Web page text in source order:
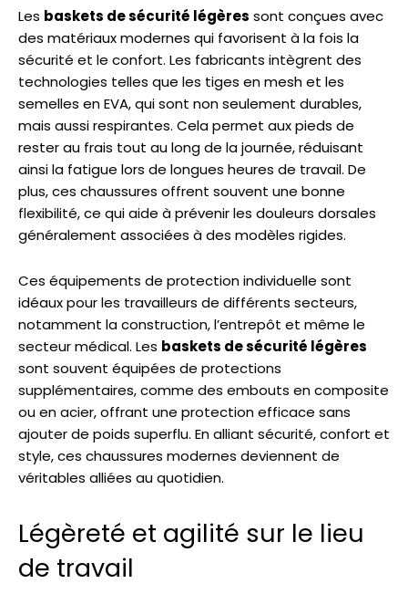
Les baskets de sécurité légères sont conçues avec
des matériaux modernes qui favorisent à la fois la
sécurité et le confort. Les fabricants intègrent des
technologies telles que les tiges en mesh et les
semelles en EVA, qui sont non seulement durables,
mais aussi respirantes. Cela permet aux pieds de
rester au frais tout au long de la journée, réduisant
ainsi la fatigue lors de longues heures de travail. De
plus, ces chaussures offrent souvent une bonne
flexibilité, ce qui aide à prévenir les douleurs dorsales
généralement associées à des modèles rigides.
Ces équipements de protection individuelle sont
idéaux pour les travailleurs de différents secteurs,
notamment la construction, l’entrepôt et même le
secteur médical. Les baskets de sécurité légères
sont souvent équipées de protections
supplémentaires, comme des embouts en composite
ou en acier, offrant une protection efficace sans
ajouter de poids superflu. En alliant sécurité, confort et
style, ces chaussures modernes deviennent de
véritables alliées au quotidien.
Légèreté et agilité sur le lieu
de travail